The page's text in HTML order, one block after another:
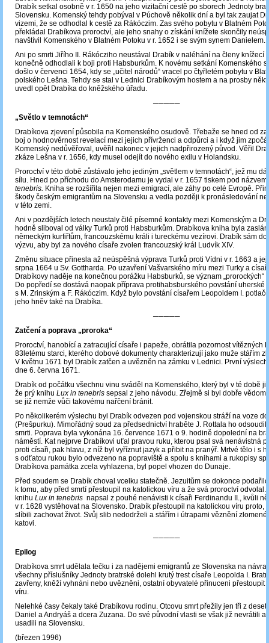
Drabík setkal osobně v r. 1650 na jeho vizitační cestě po sborech Jednoty
Slovensku. Komenský tehdy pobýval v Púchově několik dní a byl tak zaujat
vizemi, že se odhodlal k cestě za Rákóczim. Zas svého pobytu v Blatném
překládal Drabíkova proroctví, ale jeho snahy o získání knížete skončily
navštívil Komenského v Blatném Potoku v r. 1652 i se svým synem Danielem.
Ani po smrti Jiřího II. Rákócziho neustával Drabík v naléhání na členy knížecí
konečně odhodlali k boji proti Habsburkům. K novému setkání Komenského
došlo v červenci 1654, kdy se „učitel národů“ vracel po čtyřletém pobytu v
polského Lešna. Tehdy se stal v Lednici Drabíkovým hostem a na prosby
uvedl opět Drabíka do kněžského úřadu.
─────
„Světlo v temnotách“
Drabíkova zjevení působila na Komenského osudově. Třebaže se hned od
boj o hodnověrnost revelací mezi jejich přívrženci a odpůrci a i když jim
Komenský nedůvěřoval, uvěřil nakonec v jejich nadpřirozený původ. Věřil
zkáze Lešna v r. 1656, kdy musel odejít do nového exilu v Holandsku.
Proroctví v této době zůstávalo jeho jediným „světlem v temnotách“, jež mu
sílu. Hned po příchodu do Amsterodamu je vydal v r. 1657 tiskem pod názvem
tenebris. Kniha se rozšířila nejen mezi emigrací, ale záhy po celé Evropě.
škody českým emigrantům na Slovensku a vedla později k pronásledování
v této zemi.
Ani v pozdějších letech neustaly čilé písemné kontakty mezi Komenským a
hodně sliboval od války Turků proti Habsburkům. Drabíkova kniha byla
německým kurfiřtům, francouzskému králi i tureckému vezírovi. Drabík sám
výzvu, aby byl za nového císaře zvolen francouzský král Ludvík XIV.
Změnu situace přinesla až neúspěšná výprava Turků proti Vídni v r. 1663 a
srpna 1664 u Sv. Gottharda. Po uzavření Vašvarského míru mezi Turky a
Drabíkovy naděje na konečnou porážku Habsburků, se význam „prorockých“
Do popředí se dostává naopak příprava protihabsburského povstání uherské
s M. Zrinským a F. Rákóczim. Když bylo povstání císařem Leopoldem I.
jeho hněv také na Drabíka.
─────
Zatčení a poprava „proroka“
Proroctví, hanobící a zatracující císaře i papeže, obrátila pozornost vítězných
83letému starci, kterého dobové dokumenty charakterizují jako muže stářím
V květnu 1671 byl Drabík zatčen a uvězněn na zámku v Lednici. První
dne 6. června 1671.
Drabík od počátku všechnu vinu sváděl na Komenského, který byl v té době
že prý knihu Lux in tenebris sepsal z jeho návodu. Zřejmě si byl dobře vědom
se již nemže vůči takovému nařčení bránit.
Po několikerém výslechu byl Drabík odvezen pod vojenskou stráží na voze
(Prešpurku). Mimořádný soud za předsednictví hraběte J. Rottala ho odsoudil
smrti. Poprava byla vykonána 16. července 1671 o 9. hodině dopolední na
náměstí. Kat nejprve Drabíkovi uťal pravou ruku, kterou psal svá nenávistná
proti císaři, pak hlavu, z níž byl vyříznut jazyk a přibit na pranýř. Mrtvé tělo i s
s odťatou rukou bylo odvezeno na popraviště a spolu s knihami a rukopisy
Drabíkova památka zcela vyhlazena, byl popel vhozen do Dunaje.
Před soudem se Drabík choval vcelku statečně. Jezuitům se dokonce
k tomu, aby před smrtí přestoupil na katolickou víru a že svá proroctví odvolal.
knihu Lux in tenebris napsal z pouhé nenávisti k císaři Ferdinandu II., kvůli
v r. 1628 vystěhovat na Slovensko. Drabík přestoupil na katolickou víru proto,
slíbili zachovat život. Svůj slib nedodrželi a stářím i útrapami věznění
katovi.
─────
Epilog
Drabíkova smrt udělala tečku i za nadějemi emigrantů ze Slovenska na
všechny příslušníky Jednoty bratrské dolehl krutý trest císaře Leopolda I.
zavřeny, kněží vyhnáni nebo uvězněni, ostatní obyvatelé přinuceni přestoupit
víru.
Nelehké časy čekaly také Drabíkovu rodinu. Otcovu smrt přežily jen tři z
Daniel a Andryáš a dcera Zuzana. Do své původní vlasti se však již nevrátili a
usadili na Slovensku.
(březen 1996)